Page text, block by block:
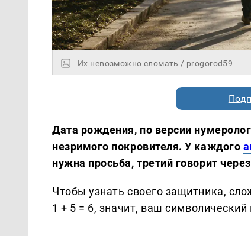
Их невозможно сломать / progorod59
Дата рождения, по версии
незримого покровителя. У каждого
нужна просьба, третий говорит
Чтобы узнать своего защитника,
1 + 5 = 6, значит, ваш